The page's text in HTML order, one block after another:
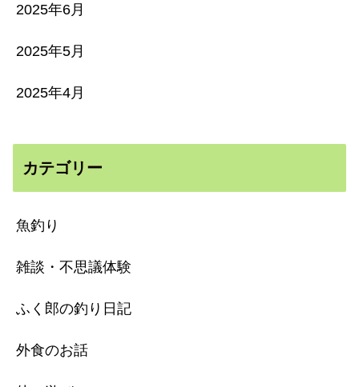
2025年6月
2025年5月
2025年4月
カテゴリー
魚釣り
雑談・不思議体験
ふく郎の釣り日記
外食のお話